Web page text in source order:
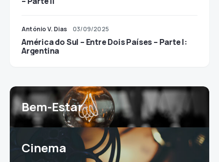
António V. Dias 03/09/2025
América do Sul – Entre Dois Países – Parte I:
Argentina
Bem-Estar
Cinema